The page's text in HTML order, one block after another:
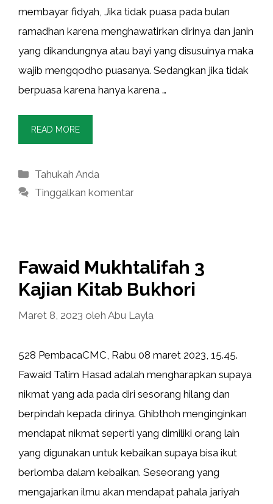
membayar fidyah, Jika tidak puasa pada bulan
ramadhan karena menghawatirkan dirinya dan janin
yang dikandungnya atau bayi yang disusuinya maka
wajib mengqodho puasanya. Sedangkan jika tidak
berpuasa karena hanya karena …
READ MORE
Kategori
Tahukah Anda
Tinggalkan komentar
Fawaid Mukhtalifah 3
Kajian Kitab Bukhori
Maret 8, 2023 oleh Abu Layla
528 PembacaCMC, Rabu 08 maret 2023, 15.45.
Fawaid Ta’lim Hasad adalah mengharapkan supaya
nikmat yang ada pada diri sesorang hilang dan
berpindah kepada dirinya. Ghibthoh menginginkan
mendapat nikmat seperti yang dimiliki orang lain
yang digunakan untuk kebaikan supaya bisa ikut
berlomba dalam kebaikan. Seseorang yang
mengajarkan ilmu akan mendapat pahala jariyah